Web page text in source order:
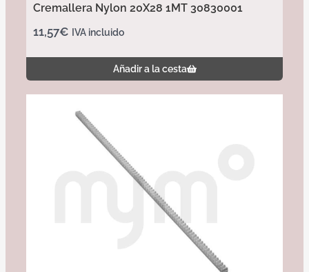
Cremallera Nylon 20X28 1MT 30830001
11,57€ IVA incluido
Añadir a la cesta